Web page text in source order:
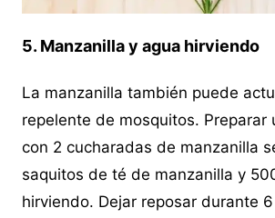
5. Manzanilla y agua hirviendo
La manzanilla también puede
repelente de mosquitos. Preparar
con 2 cucharadas de manzanilla
saquitos de té de manzanilla y
hirviendo. Dejar reposar durante